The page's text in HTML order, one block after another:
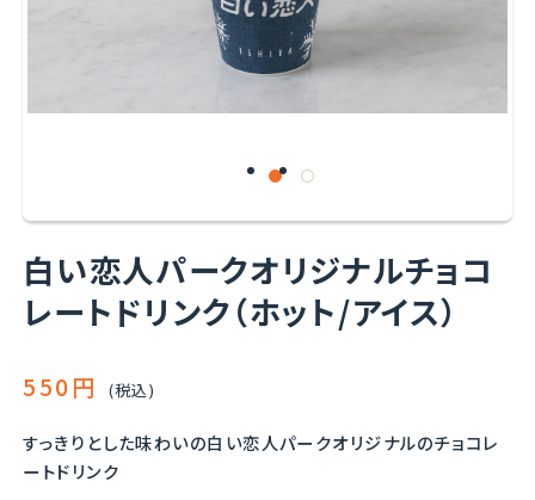
白い恋人パークオリジナルチョコ
レートドリンク（ホット/アイス）
550円 (税込)
すっきりとした味わいの白い恋人パークオリジナルのチョコレ
ートドリンク